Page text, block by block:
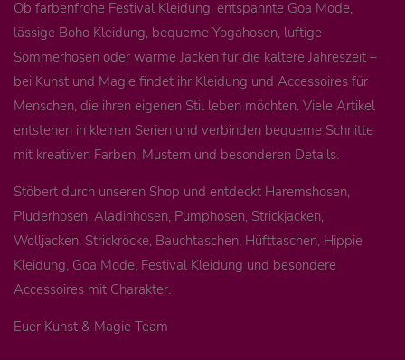
Ob farbenfrohe Festival Kleidung, entspannte Goa Mode,
lässige Boho Kleidung, bequeme Yogahosen, luftige
Sommerhosen oder warme Jacken für die kältere Jahreszeit –
bei Kunst und Magie findet ihr Kleidung und Accessoires für
Menschen, die ihren eigenen Stil leben möchten. Viele Artikel
entstehen in kleinen Serien und verbinden bequeme Schnitte
mit kreativen Farben, Mustern und besonderen Details.
Stöbert durch unseren Shop und entdeckt Haremshosen,
Pluderhosen, Aladinhosen, Pumphosen, Strickjacken,
Wolljacken, Strickröcke, Bauchtaschen, Hüfttaschen, Hippie
Kleidung, Goa Mode, Festival Kleidung und besondere
Accessoires mit Charakter.
Euer Kunst & Magie Team